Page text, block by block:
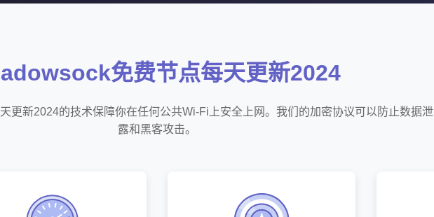
免费节点每天更新2024
更新2024的技术保障你在任何公共Wi-Fi上安全上网。我们的加密协议可以防止数据泄
露和黑客攻击。